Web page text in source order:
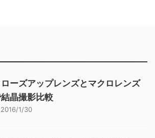
ーズアップレンズとマクロレンズ
晶撮影比較
2016/1/30